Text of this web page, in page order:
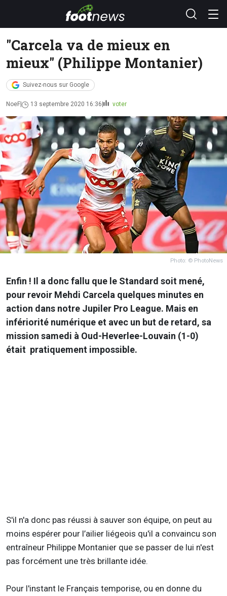
"Carcela va de mieux en
mieux" (Philippe Montanier)
Suivez-nous sur Google
NoeF 13 septembre 2020 16:36 voter
Photo: © PhotoNews
Enfin ! Il a donc fallu que le Standard soit mené,
pour revoir Mehdi Carcela quelques minutes en
action dans notre Jupiler Pro League. Mais en
infériorité numérique et avec un but de retard, sa
mission samedi à Oud-Heverlee-Louvain (1-0)
était pratiquement impossible.
S'il n'a donc pas réussi à sauver son équipe, on peut au
moins espérer pour l’ailier liégeois qu'il a convaincu son
entraîneur Philippe Montanier que se passer de lui n'est
pas forcément une très brillante idée.
Pour l'instant le Français temporise, ou en donne du